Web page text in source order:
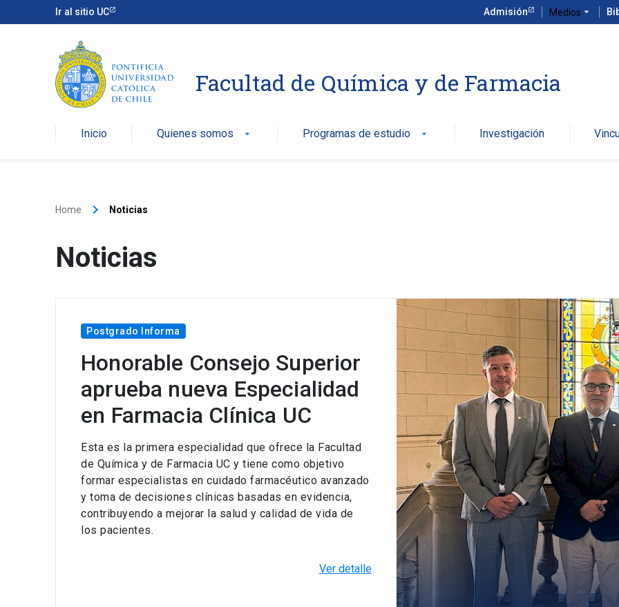
Ir al sitio UC Admisión Medios arrow_drop_down
Facultad de Química y de Farmacia
Inicio Quienes somos arrow_drop_down Programas de estudio arrow_drop_down Investigación
Home keyboard_arrow_right Noticias
Noticias
Postgrado Informa
Honorable Consejo Superior
aprueba nueva Especialidad
en Farmacia Clínica UC
Esta es la primera especialidad que ofrece la Facultad
de Química y de Farmacia UC y tiene como objetivo
formar especialistas en cuidado farmacéutico avanzado
y toma de decisiones clínicas basadas en evidencia,
contribuyendo a mejorar la salud y calidad de vida de
los pacientes.
Ver detalle